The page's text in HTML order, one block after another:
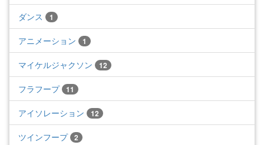
ダンス 1
アニメーション 1
マイケルジャクソン 12
フラフープ 11
アイソレーション 12
ツインフープ 2